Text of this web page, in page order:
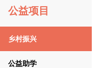
公益项目
乡村振兴
公益助学